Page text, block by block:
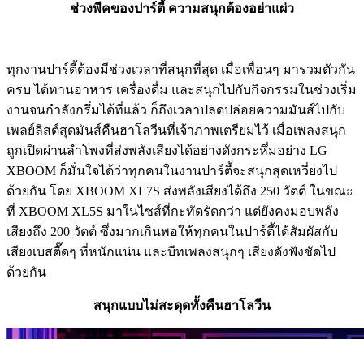
ช่วงพีคของปาร์ตี้ ความสนุกต้องอย่าแผ่ว
ทุกงานปาร์ตี้ต้องมีช่วงเวลาที่สนุกที่สุด เมื่อเพื่อนๆ มารวมตัวกัน
ครบ ได้ทานอาหาร เครื่องดื่ม และสนุกไปกับกิจกรรมในช่วงเริ่ม
งานจนกำลังกรึ่มได้ที่แล้ว ก็ถึงเวลาปลดปล่อยความมันส์ไปกับ
เพลย์ลิสต์สุดมันส์คืนฮาโลวีนที่เจ้าภาพเตรียมไว้ เมื่อเพลงสนุก
ถูกเปิดผ่านลำโพงที่ส่งพลังเสียงได้อย่างดังกระหึ่มอย่าง LG
XBOOM ก็มั่นใจได้ว่าทุกคนในงานปาร์ตี้จะสนุกสุดเหวี่ยงไป
ด้วยกัน โดย XBOOM XL7S ส่งพลังเสียงได้ถึง 250 วัตต์ ในขณะ
ที่ XBOOM XL5S มาในไซส์ที่กะทัดรัดกว่า แต่ยังคงมอบพลัง
เสียงถึง 200 วัตต์ ซึ่งมากเกินพอให้ทุกคนในปาร์ตี้ได้สัมผัสกับ
เสียงเบสตื๊ดๆ ที่หนักแน่น และบีทเพลงสนุกๆ เสียงดังฟังชัดไป
ด้วยกัน
สนุกแบบไม่สะดุดทั้งคืนฮาโลวีน